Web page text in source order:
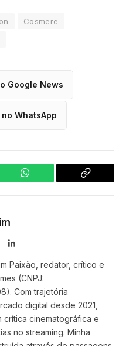
Cosmere
Google News
WhatsApp
WhatsApp
Copy
LinkedIn
Paixão, redator, crítico e
(CNPJ:
Com trajetória
digital desde 2021,
crítica cinematográfica e
no streaming. Minha